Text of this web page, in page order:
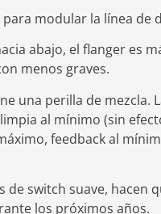
modular la línea de
abajo, el flanger es
menos graves.
una perilla de mezcla.
al mínimo (sin
feedback al
switch suave, hacen
los próximos años.